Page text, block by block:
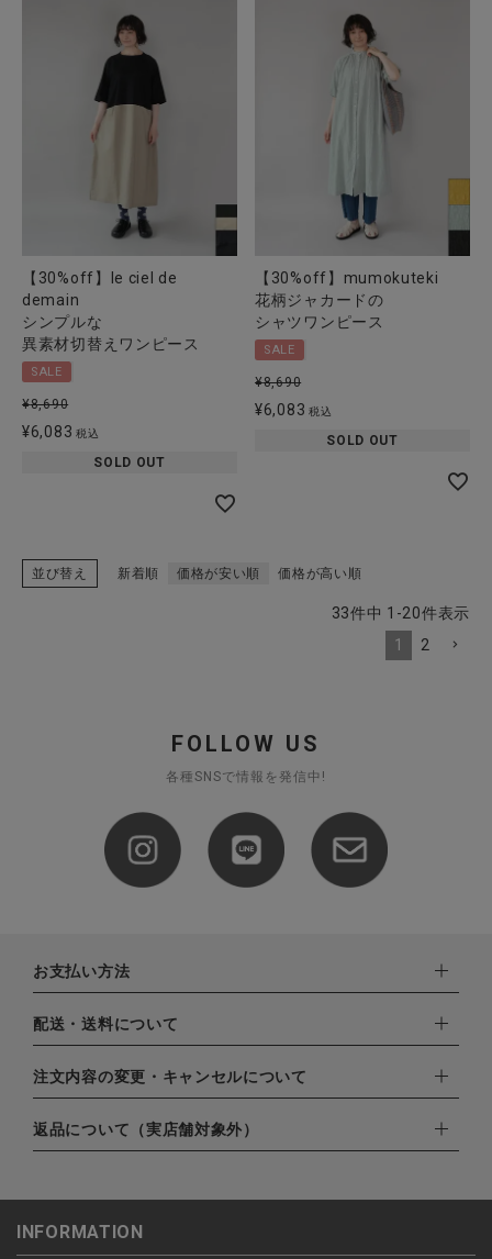
【30%off】le ciel de
demain
シンプルな
異素材切替えワンピース
SALE
¥8,690
¥6,083 税込
SOLD OUT
【30%off】mumokuteki
花柄ジャカードの
シャツワンピース
SALE
¥8,690
¥6,083 税込
SOLD OUT
並び替え 新着順 価格が安い順 価格が高い順
33件中 1 -20件表示
1
2
FOLLOW US
各種SNSで情報を発信中!
お支払い方法
下記お支払い方法よりお選びいただけます。
・クレジットカード（VISA,mastercard,JCB,AMERICAN
EXPRESS,Diners Club）
・amazonペイメント
・楽天ペイ
・PayPay
配送・送料について
配達業者：日本郵便
北海道：1,400円
注文内容の変更・キャンセルについて
ご注文日当日から翌日のAM9:00までにご連絡頂いた場合はキャ
ンセルは可能です。
します。
返品について（実店舗対象外）
こちら よりご依頼ください。
INFORMATION